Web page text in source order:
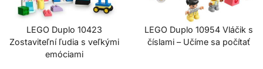
LEGO Duplo 10423
Zostaviteľní ľudia s veľkými
emóciami
LEGO Duplo 10954 Vláčik s
číslami – Učíme sa počítať